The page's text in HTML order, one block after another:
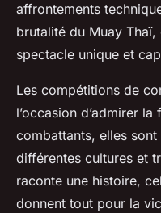
affrontements
brutalité du Muay
spectacle unique et
Les compétitions de
l’occasion d’admirer
combattants, elles
différentes cultures et
raconte une histoire,
donnent tout pour la